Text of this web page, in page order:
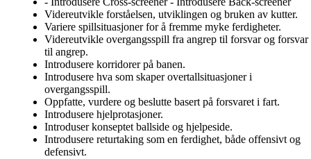
Videreutvikle forståelsen, utviklingen og bruken av kutter.
Variere spillsituasjoner for å fremme myke ferdigheter.
Videreutvikle overgangsspill fra angrep til forsvar og forsvar
til angrep.
Introdusere korridorer på banen.
Introdusere hva som skaper overtallsituasjoner i
overgangsspill.
Oppfatte, vurdere og beslutte basert på forsvaret i fart.
Introdusere hjelprotasjoner.
Introduser konseptet ballside og hjelpeside.
Introdusere returtaking som en ferdighet, både offensivt og
defensivt.